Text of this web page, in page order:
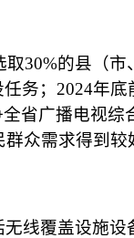
取30%的县（
务；2024年
省广播电视
众需求得到较
无线覆盖设施